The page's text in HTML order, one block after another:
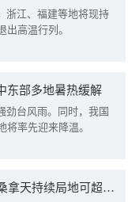
浙江、福建等地将现持
高温行列。
东部多地暑热缓解
劲台风雨。同时，我国
率先迎来降温。
我国降雨强度进一步减弱 中东部大范围桑拿天持续局地可超38℃